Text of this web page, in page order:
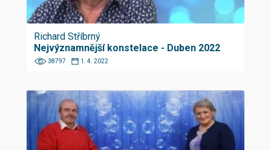
Richard Stříbrný
Nejvýznamnější konstelace - Duben 2022
38797 1. 4. 2022